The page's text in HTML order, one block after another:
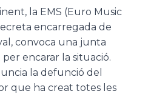
la EMS (Euro Music
encarregada de
convoca una junta
encarar la situació.
la defunció del
que ha creat totes les